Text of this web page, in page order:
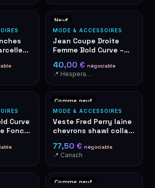
Neuf
MODE & ACCESSOIRES
Jean Coupe Droite
Femme Bold Curve –
Étiquettes
40,00 € négociable
📍 Hesperange
Curve
Foncé
Comme neuf
MODE & ACCESSOIRES
Veste Fred Perry laine
chevrons shawl collar
77,50 € négociable
📍 Canach
Comme neuf